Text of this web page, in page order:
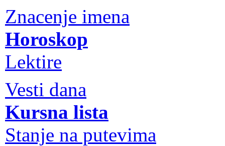
Znacenje imena
Horoskop
Lektire
Vesti dana
Kursna lista
Stanje na putevima